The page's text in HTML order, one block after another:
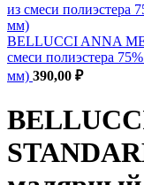
BELLUCCI ANNA
смеси полиэстера
мм) 390,00 ₽